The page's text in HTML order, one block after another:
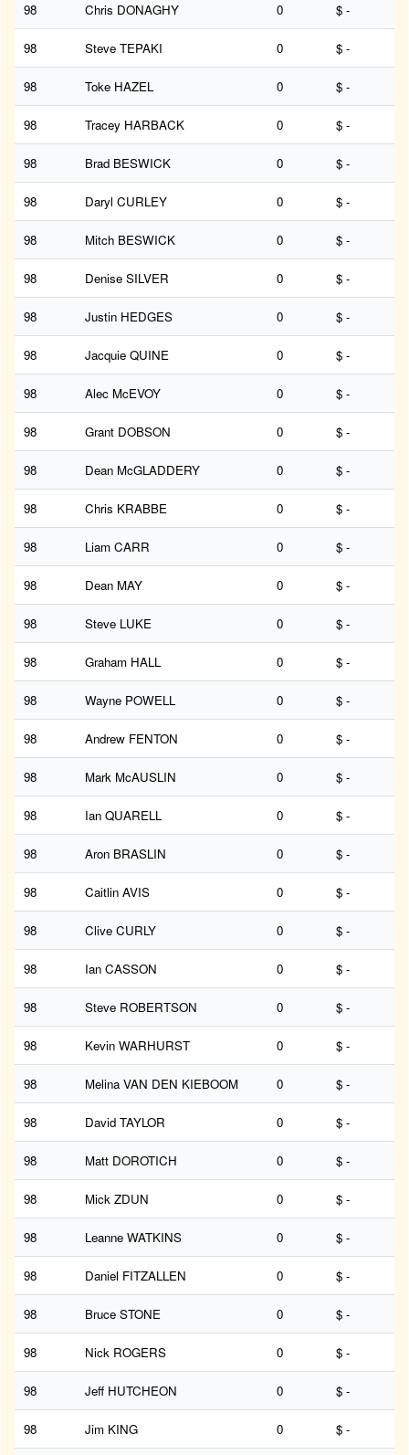
98 Chris DONAGHY 0 $ -
98 Steve TEPAKI 0 $ -
98 Toke HAZEL 0 $ -
98 Tracey HARBACK 0 $ -
98 Brad BESWICK 0 $ -
98 Daryl CURLEY 0 $ -
98 Mitch BESWICK 0 $ -
98 Denise SILVER 0 $ -
98 Justin HEDGES 0 $ -
98 Jacquie QUINE 0 $ -
98 Alec McEVOY 0 $ -
98 Grant DOBSON 0 $ -
98 Dean McGLADDERY 0 $ -
98 Chris KRABBE 0 $ -
98 Liam CARR 0 $ -
98 Dean MAY 0 $ -
98 Steve LUKE 0 $ -
98 Graham HALL 0 $ -
98 Wayne POWELL 0 $ -
98 Andrew FENTON 0 $ -
98 Mark McAUSLIN 0 $ -
98 Ian QUARELL 0 $ -
98 Aron BRASLIN 0 $ -
98 Caitlin AVIS 0 $ -
98 Clive CURLY 0 $ -
98 Ian CASSON 0 $ -
98 Steve ROBERTSON 0 $ -
98 Kevin WARHURST 0 $ -
98 Melina VAN DEN KIEBOOM 0 $ -
98 David TAYLOR 0 $ -
98 Matt DOROTICH 0 $ -
98 Mick ZDUN 0 $ -
98 Leanne WATKINS 0 $ -
98 Daniel FITZALLEN 0 $ -
98 Bruce STONE 0 $ -
98 Nick ROGERS 0 $ -
98 Jeff HUTCHEON 0 $ -
98 Jim KING 0 $ -